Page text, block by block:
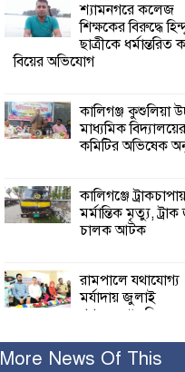
শ্যামনগরে কলেজ
শিক্ষকের বিরুদ্ধে
ছাত্রীকে ধর্মান্তরিত
বিয়ের অভিযোগ
কালিগঞ্জ কুশুলিয়া
মাধ্যমিক বিদ্যালয়ের
কমিটির অভিষেক
কালিগঞ্জে
মর্মান্তিক মৃত্যু,
চালক আটক
রামপালে যথাযোগ্য
মর্যাদায় জুলাই
গণঅভ্যুত্থান দিবসে
More News Of This